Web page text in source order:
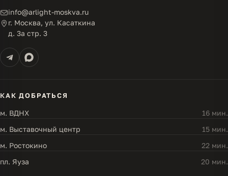
info@arlight-moskva.ru
г. Москва, ул. Касаткина
д. 3а стр. 3
КАК ДОБРАТЬСЯ
м. ВДНХ
16 мин.
м. Выставочный центр
15 мин.
м. Ростокино
22 мин.
пл. Яуза
20 мин.